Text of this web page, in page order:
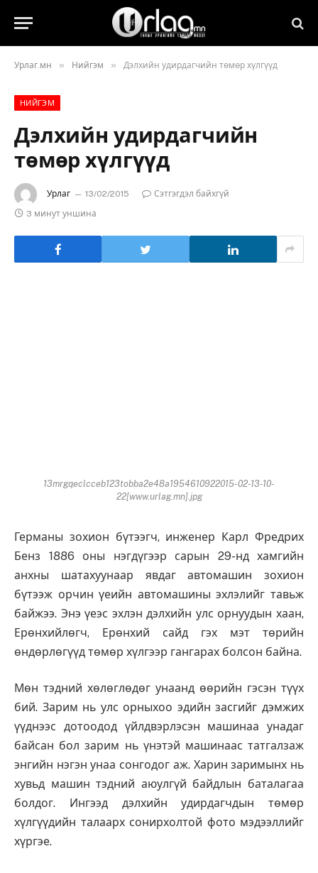
Урлаг.мн » Нийгэм » Дэлхийн удирдагчийн төмөр хүлгүүд
НИЙГЭМ
Дэлхийн удирдагчийн
төмөр хүлгүүд
Урлаг 13/02/2015
Сэтгэгдэл байхгүй
3 минут уншина
13mrgqeclcceb123tobba2e48a1954610922015-02-13-10-
22[www.urlag.mn].jpg
Германы зохион бүтээгч, инженер Карл Фредрих
Бенз 1886 оны нэгдүгээр сарын 29-нд хамгийн
анхны шатахуунаар явдаг автомашин зохион
бүтээж орчин үеийн автомашины эхлэлийг тавьж
байжээ. Энэ үеэс эхлэн дэлхийн улс орнуудын хаан,
Ерөнхийлөгч, Ерөнхий сайд гэх мэт төрийн
өндөрлөгүүд төмөр хүлгээр гангарах болсон байна.
Мөн тэдний хөлөглөдөг унаанд өөрийн гэсэн түүх
бий. Зарим нь улс орныхоо эдийн засгийг дэмжих
үүднээс дотоодод үйлдвэрлэсэн машинаа унадаг
байсан бол зарим нь үнэтэй машинаас татгалзаж
энгийн нэгэн унаа сонгодог аж. Харин заримынх нь
хувьд машин тэдний аюулгүй байдлын баталагаа
болдог. Ингээд дэлхийн удирдагчдын төмөр
хүлгүүдийн талаарх сонирхолтой фото мэдээллийг
хүргэе.